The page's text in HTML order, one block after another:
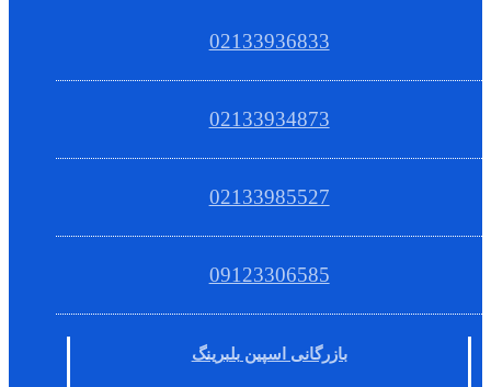
02133936833
02133934873
02133985527
09123306585
بازرگانی اسپین بلبرینگ